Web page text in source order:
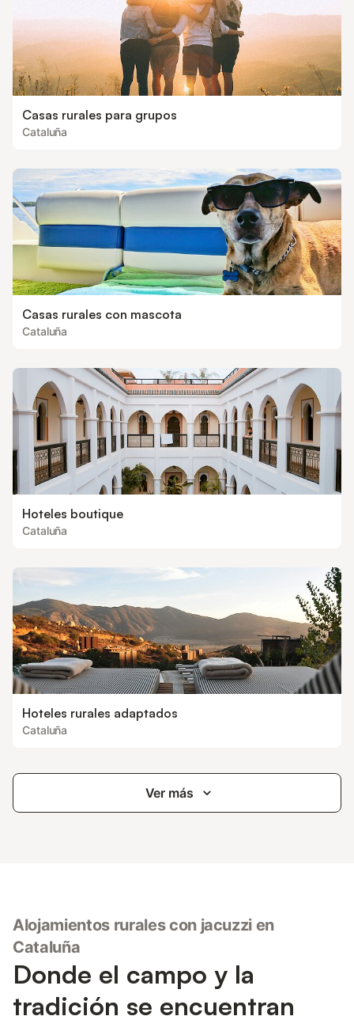
Casas rurales para grupos
Cataluña
Casas rurales con mascota
Cataluña
Hoteles boutique
Cataluña
Hoteles rurales adaptados
Cataluña
Ver más
Alojamientos rurales con jacuzzi en
Cataluña
Donde el campo y la
tradición se encuentran